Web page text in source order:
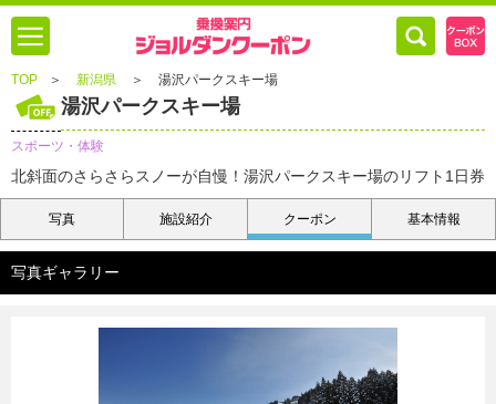
TOP ＞ 新潟県 ＞ 湯沢パークスキー場
湯沢パークスキー場
スポーツ・体験
北斜面のさらさらスノーが自慢！湯沢パークスキー場のリフト1日券
写真 施設紹介 クーポン 基本情報
写真ギャラリー